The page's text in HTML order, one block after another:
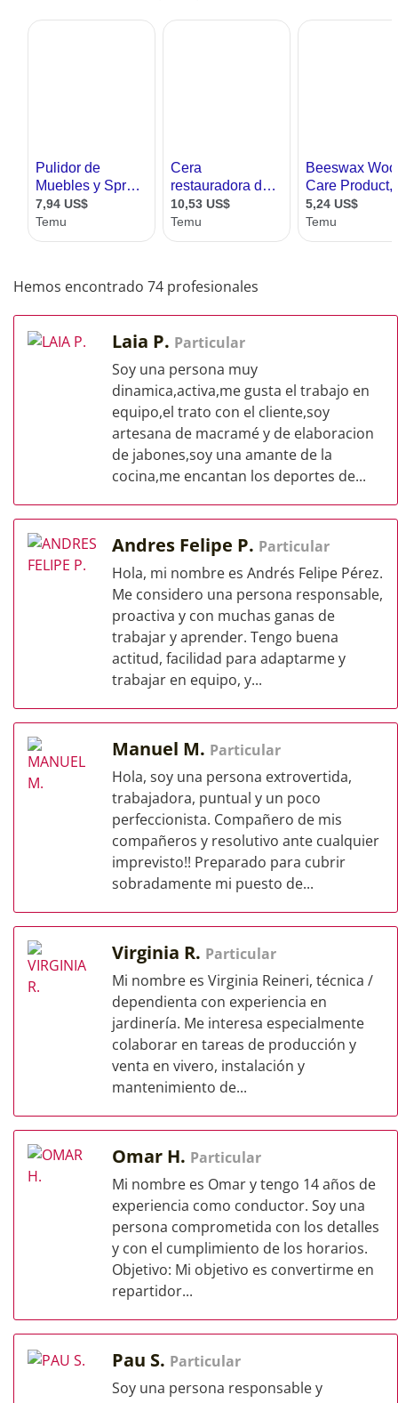
Hemos encontrado 74 profesionales
Laia P. Particular
Soy una persona muy
dinamica,activa,me gusta el trabajo en
equipo,el trato con el cliente,soy
artesana de macramé y de elaboracion
de jabones,soy una amante de la
cocina,me encantan los deportes de...
Andres Felipe P. Particular
Hola, mi nombre es Andrés Felipe Pérez.
Me considero una persona responsable,
proactiva y con muchas ganas de
trabajar y aprender. Tengo buena
actitud, facilidad para adaptarme y
trabajar en equipo, y...
Manuel M. Particular
Hola, soy una persona extrovertida,
trabajadora, puntual y un poco
perfeccionista. Compañero de mis
compañeros y resolutivo ante cualquier
imprevisto!! Preparado para cubrir
sobradamente mi puesto de...
Virginia R. Particular
Mi nombre es Virginia Reineri, técnica /
dependienta con experiencia en
jardinería. Me interesa especialmente
colaborar en tareas de producción y
venta en vivero, instalación y
mantenimiento de...
Omar H. Particular
Mi nombre es Omar y tengo 14 años de
experiencia como conductor. Soy una
persona comprometida con los detalles
y con el cumplimiento de los horarios.
Objetivo: Mi objetivo es convertirme en
repartidor...
Pau S. Particular
Soy una persona responsable y